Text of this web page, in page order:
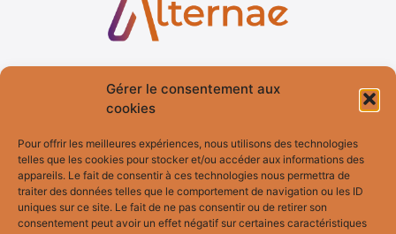
Gérer le consentement aux
cookies
Pour offrir les meilleures expériences, nous utilisons des technologies
telles que les cookies pour stocker et/ou accéder aux informations des
appareils. Le fait de consentir à ces technologies nous permettra de
traiter des données telles que le comportement de navigation ou les ID
uniques sur ce site. Le fait de ne pas consentir ou de retirer son
consentement peut avoir un effet négatif sur certaines caractéristiques
Accueil Services
Qui suis-je ?
Blog
Fresques
Témoignages
Bilan de
Compétences